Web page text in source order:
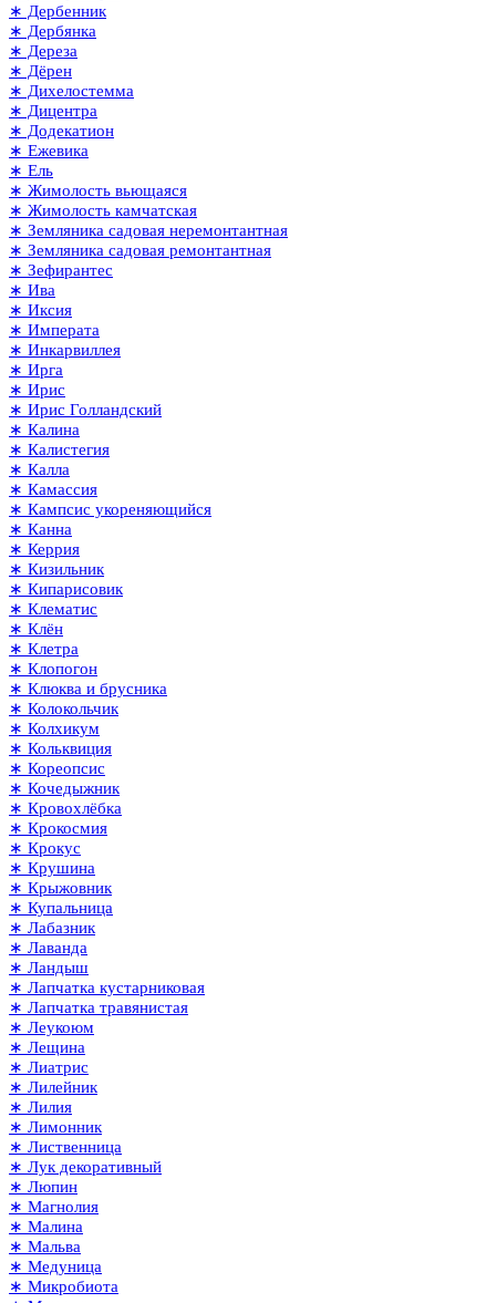
∗ Дербенник
∗ Дербянка
∗ Дереза
∗ Дёрен
∗ Дихелостемма
∗ Дицентра
∗ Додекатион
∗ Ежевика
∗ Ель
∗ Жимолость вьющаяся
∗ Жимолость камчатская
∗ Земляника садовая неремонтантная
∗ Земляника садовая ремонтантная
∗ Зефирантес
∗ Ива
∗ Иксия
∗ Императа
∗ Инкарвиллея
∗ Ирга
∗ Ирис
∗ Ирис Голландский
∗ Калина
∗ Калистегия
∗ Калла
∗ Камассия
∗ Кампсис укореняющийся
∗ Канна
∗ Керрия
∗ Кизильник
∗ Кипарисовик
∗ Клематис
∗ Клён
∗ Клетра
∗ Клопогон
∗ Клюква и брусника
∗ Колокольчик
∗ Колхикум
∗ Кольквиция
∗ Кореопсис
∗ Кочедыжник
∗ Кровохлёбка
∗ Крокосмия
∗ Крокус
∗ Крушина
∗ Крыжовник
∗ Купальница
∗ Лабазник
∗ Лаванда
∗ Ландыш
∗ Лапчатка кустарниковая
∗ Лапчатка травянистая
∗ Леукоюм
∗ Лещина
∗ Лиатрис
∗ Лилейник
∗ Лилия
∗ Лимонник
∗ Лиственница
∗ Лук декоративный
∗ Люпин
∗ Магнолия
∗ Малина
∗ Мальва
∗ Медуница
∗ Микробиота